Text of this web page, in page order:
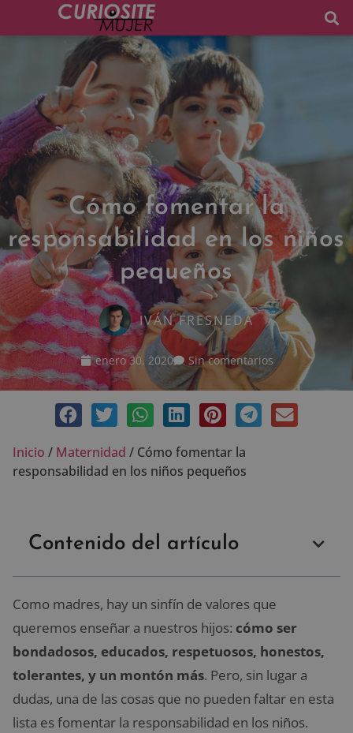
Cómo fomentar la
responsabilidad en los niños
pequeños
IVÁN FRESNEDA
enero 30, 2020 Sin comentarios
Inicio / Maternidad / Cómo fomentar la
responsabilidad en los niños pequeños
Contenido del artículo
Como madres, hay un sinfín de valores que
queremos enseñar a nuestros hijos: cómo ser
bondadosos, educados, respetuosos, honestos,
tolerantes, y un montón más. Pero, sin lugar a
dudas, una de las cosas que no pueden faltar en esta
lista es fomentar la responsabilidad en los niños.